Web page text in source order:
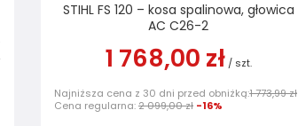
STIHL FS 120 – kosa spalinowa, głowica
AC C26-2
1 768,00 zł / szt.
Najniższa cena z 30 dni przed obniżką:1 773,99 zł
Cena regularna:2 099,00 zł -16%